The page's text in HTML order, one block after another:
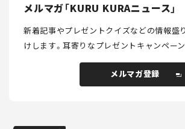
メルマガ「KURU KURAニュース」
新着記事やプレゼントクイズなどの情報盛
けします。耳寄りなプレゼントキャンペーン
メルマガ登録